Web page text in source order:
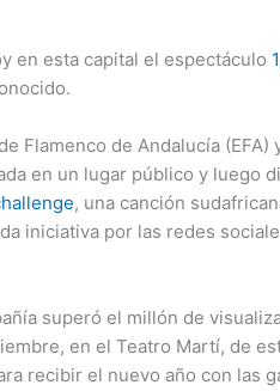
en esta capital el espectáculo
Flamenco de Andalucía
en un lugar público y luego
, una canción
iniciativa por las redes
superó el millón de
en el Teatro Martí, de
recibir el nuevo año con las